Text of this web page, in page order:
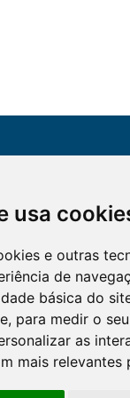
usa
e outras
de
básica do
, para medir o
as
mais relevantes
Confira os e-mails